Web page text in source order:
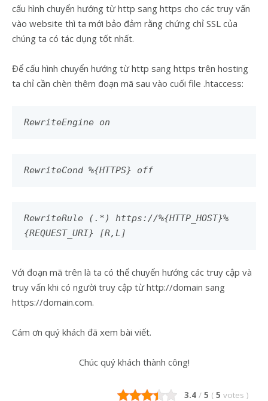
cấu hình chuyển hướng từ http sang https cho các truy vấn
vào website thì ta mới bảo đảm rằng chứng chỉ SSL của
chúng ta có tác dụng tốt nhất.
Để cấu hình chuyển hướng từ http sang https trên hosting
ta chỉ cần chèn thêm đoạn mã sau vào cuối file .htaccess:
RewriteEngine on
RewriteCond %{HTTPS} off
RewriteRule (.*) https://%{HTTP_HOST}%
{REQUEST_URI} [R,L]
Với đoạn mã trên là ta có thể chuyển hướng các truy cập và
truy vấn khi có người truy cập từ http://domain sang
https://domain.com.
Cám ơn quý khách đã xem bài viết.
Chúc quý khách thành công!
3.4 / 5 ( 5 votes )